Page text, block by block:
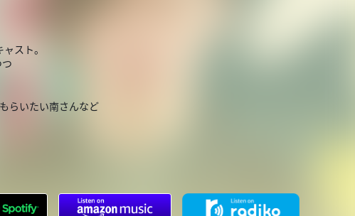
スト。
らいたい南さんなど